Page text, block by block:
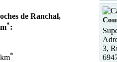
de Ranchal,
*:
*
3,